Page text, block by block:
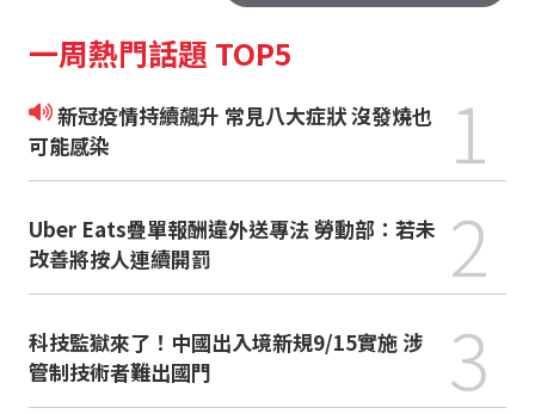
一周熱門話題 TOP5
新冠疫情持續飆升 常見八大症狀 沒發燒也
可能感染
1
Uber Eats疊單報酬違外送專法 勞動部：若未
改善將按人連續開罰
2
科技監獄來了！中國出入境新規9/15實施 涉
管制技術者難出國門
3